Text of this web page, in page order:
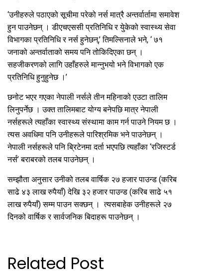
‘उनीहरुले पठाएको सूचीमा परेको नर्स मात्रै अन्तर्वार्तामा समावेश
हुन पाउनेछन् । डीएचएससी प्रतिनिधि र युेकेको स्वास्थ्य सेवा
विभागका प्रतिनिधि र नर्स हुनेछन्,’ तिमल्सिनाले भने, ‘ ७१
जनाको अन्तर्वाताको समय पनि तोकिदिएका छन् ।
सहजीकरणको लागि उहाँहरुले मान्नुभयो भने विभागको एक
प्रतिनिधि हुनुहुनेछ ।’
छनोट भएर गएका नेपाली नर्सले तीन महिनाको एउटा तालिम
लिनुपर्नेछ । उक्त तालिमबाट योग्य बनेपछि मात्र नेपाली
नर्सहरूले त्यहाँका स्वास्थ्य संस्थामा काम गर्न पाउने नियम छ ।
त्यस अवधिमा पनि उनीहरूले पारिश्रमिक भने पाउनेछन् ।
नेपाली नर्सहरूले पनि ब्रिटेनमा दर्ता भएपछि त्यहाँका ‘रजिस्टर्ड
नर्स’ बराबरको तलब पाउनेछन् ।
सम्झौता अनुसार उनीको तलब वार्षिक २७ हजार पाउन्ड (करिब
साढे ४३ लाख रुपैयाँ) देखि ३२ हजार पाउन्ड (करिब साढे ५१
लाख रुपैयाँ) सम्म पाउन सक्छन् । त्यसबाहेक उनीहरूले २७
दिनको वार्षिक र सार्वजनिक बिदाहरू पाउनेछन् ।
Related Post